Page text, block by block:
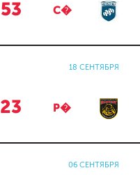
53 С�
18 СЕНТЯБРЯ
23 Р�
06 СЕНТЯБРЯ